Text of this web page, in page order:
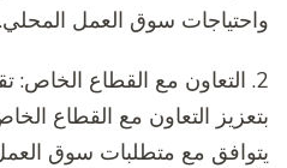
واحتياجات سوق العمل المحلي.
2. التعاون مع القطاع الخاص:
بتعزيز التعاون مع القطاع
يتوافق مع متطلبات سوق